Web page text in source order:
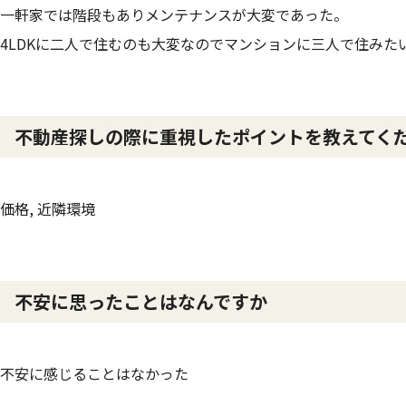
一軒家では階段もありメンテナンスが大変であった。
4LDKに二人で住むのも大変なのでマンションに三人で住みた
不動産探しの際に重視したポイントを教えてく
価格, 近隣環境
不安に思ったことはなんですか
不安に感じることはなかった